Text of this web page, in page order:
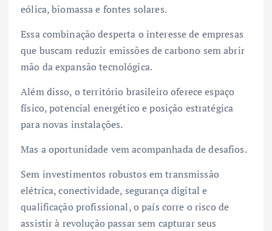
eólica, biomassa e fontes solares.
Essa combinação desperta o interesse de empresas
que buscam reduzir emissões de carbono sem abrir
mão da expansão tecnológica.
Além disso, o território brasileiro oferece espaço
físico, potencial energético e posição estratégica
para novas instalações.
Mas a oportunidade vem acompanhada de desafios.
Sem investimentos robustos em transmissão
elétrica, conectividade, segurança digital e
qualificação profissional, o país corre o risco de
assistir à revolução passar sem capturar seus